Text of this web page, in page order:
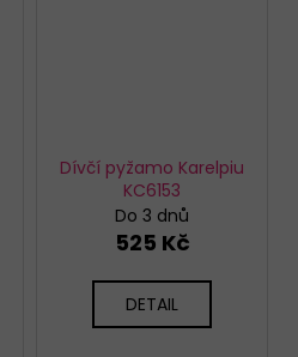
Dívčí pyžamo Karelpiu
KC6153
Do 3 dnů
525 Kč
DETAIL